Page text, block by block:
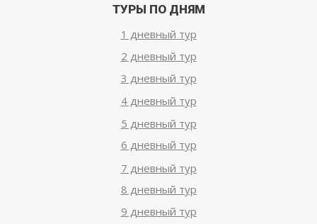
ТУРЫ ПО ДНЯМ
1 дневный тур
2 дневный тур
3 дневный тур
4 дневный тур
5 дневный тур
6 дневный тур
7 дневный тур
8 дневный тур
9 дневный тур